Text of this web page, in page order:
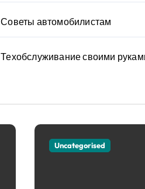
Советы автомобилистам
Техобслуживание своими
Uncategorised